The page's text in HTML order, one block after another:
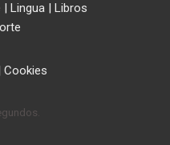
| Lingua| Libros
Cookies